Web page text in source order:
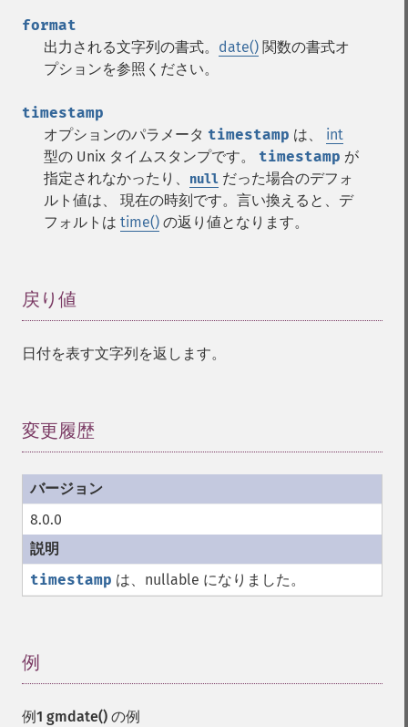
format
出力される文字列の書式。 date() 関数の書式オ
プションを参照ください。
timestamp
オプションのパラメータ timestamp は、 int
型の Unix タイムスタンプです。 timestamp が
指定されなかったり、
null だった場合のデフォ
ルト値は、 現在の時刻です。言い換えると、デ
フォルトは time() の返り値となります。
戻り値
日付を表す文字列を返します。
変更履歴
8.0.0
timestamp は、nullable になりました。
例
例1 gmdate() の例